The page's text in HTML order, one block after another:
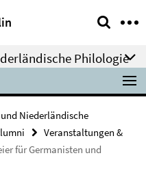
Philologie
Niederländische
Veranstaltungen &
für Germanisten und